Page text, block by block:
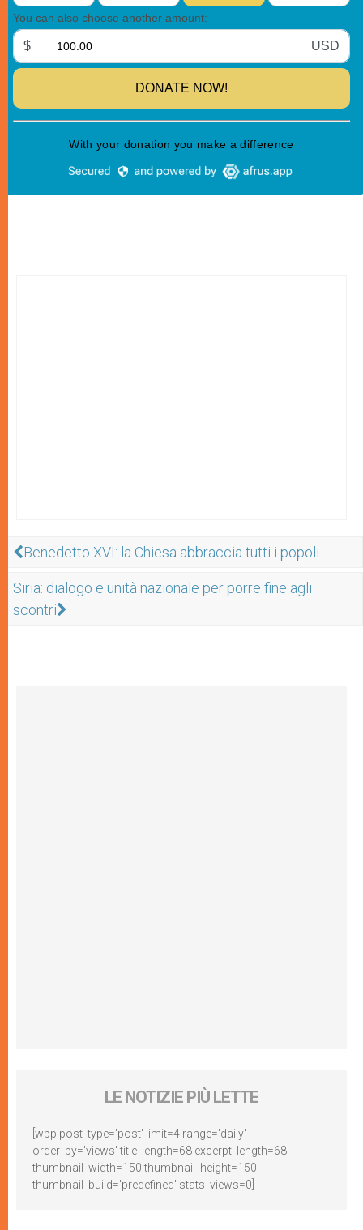
Benedetto XVI: la Chiesa abbraccia tutti i popoli
Siria: dialogo e unità nazionale per porre fine agli
scontri
LE NOTIZIE PIÙ LETTE
[wpp post_type='post' limit=4 range='daily'
order_by='views' title_length=68 excerpt_length=68
thumbnail_width=150 thumbnail_height=150
thumbnail_build='predefined' stats_views=0]